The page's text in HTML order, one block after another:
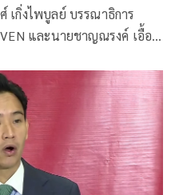
กิ่งไพบูลย์ บรรณาธิการ
และนายชาญณรงค์ เอื้อ